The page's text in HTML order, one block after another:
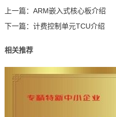
上一篇： ARM嵌入式核心板介绍
下一篇： 计费控制单元TCU介绍
相关推荐